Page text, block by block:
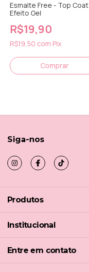
Esmalte Free - Top Coat
Efeito Gel
R$19,90
R$19,50 com Pix
Siga-nos
Produtos
Institucional
Entre em contato